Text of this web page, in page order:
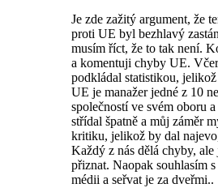
Je zde zažitý argument, že
proti UE byl bezhlavý
musím říct, že to tak není.
a komentuji chyby UE.
podkládal statistikou,
UE je manažer jedné z 10
společností ve svém oboru
střídal špatně a můj záměr
kritiku, jelikož by dal
Každý z nás dělá chyby,
přiznat. Naopak souhlasím
médii a seřvat je za dveřmi..